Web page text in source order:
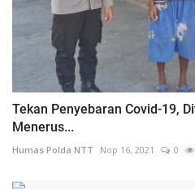
Tekan Penyebaran Covid-19,
Menerus...
Humas Polda NTT Nop 16, 2021 0